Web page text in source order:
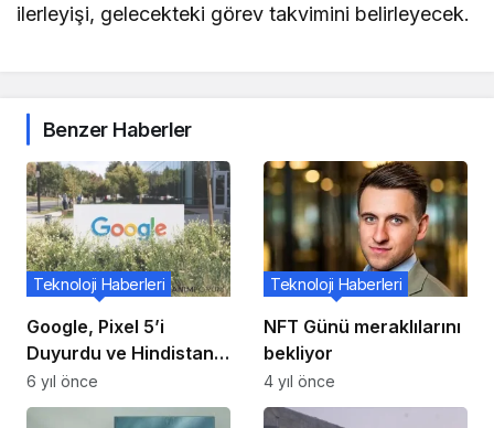
ilerleyişi, gelecekteki görev takvimini belirleyecek.
Benzer Haberler
Google, Pixel 5’i
Duyurdu ve Hindistan’a
Gelmiyor
Teknoloji Haberleri
6 yıl önce
NFT Günü meraklılarını
bekliyor
Teknoloji Haberleri
4 yıl önce